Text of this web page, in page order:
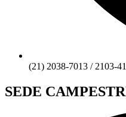
(21) 2038-7013 / 2103-
SEDE